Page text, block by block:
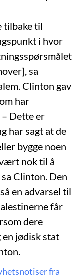
tilbake til
i hvor
sa
Clinton gav
har
Dette er
har sagt at de
bygge noen
nok til å
Clinton. Den
en advarsel til
får
dere
jødisk stat
fra